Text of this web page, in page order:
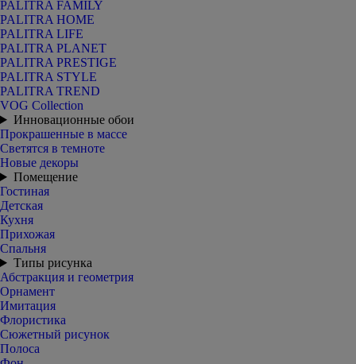
PALITRA FAMILY
PALITRA HOME
PALITRA LIFE
PALITRA PLANET
PALITRA PRESTIGE
PALITRA STYLE
PALITRA TREND
VOG Collection
Инновационные обои
Прокрашенные в массе
Светятся в темноте
Новые декоры
Помещение
Гостиная
Детская
Кухня
Прихожая
Спальня
Типы рисунка
Абстракция и геометрия
Орнамент
Имитация
Флористика
Сюжетный рисунок
Полоса